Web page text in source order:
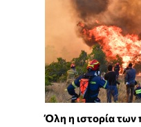
Όλη η ιστορία των